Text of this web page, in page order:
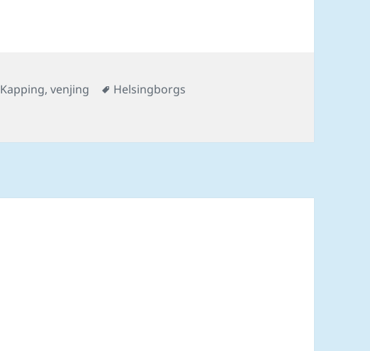
fær bjóðað. Til
ítróttargrein nummar 1
Categories
Kapping,venjing Tags
Helsingborgs